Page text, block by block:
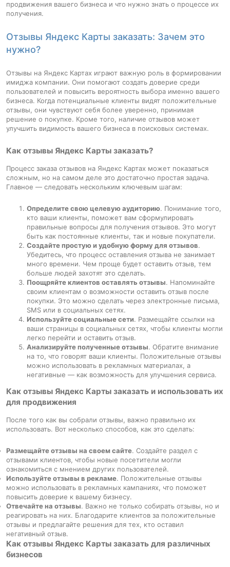
продвижения вашего бизнеса и что нужно знать о процессе их
получения.
Отзывы Яндекс Карты заказать: Зачем это
нужно?
Отзывы на Яндекс Картах играют важную роль в формировании
имиджа компании. Они помогают создать доверие среди
пользователей и повысить вероятность выбора именно вашего
бизнеса. Когда потенциальные клиенты видят положительные
отзывы, они чувствуют себя более уверенно, принимая
решение о покупке. Кроме того, наличие отзывов может
улучшить видимость вашего бизнеса в поисковых системах.
Как отзывы Яндекс Карты заказать?
Процесс заказа отзывов на Яндекс Картах может показаться
сложным, но на самом деле это достаточно простая задача.
Главное — следовать нескольким ключевым шагам:
Определите свою целевую аудиторию. Понимание того,
кто ваши клиенты, поможет вам сформулировать
правильные вопросы для получения отзывов. Это могут
быть как постоянные клиенты, так и новые покупатели.
Создайте простую и удобную форму для отзывов.
Убедитесь, что процесс оставления отзыва не занимает
много времени. Чем проще будет оставить отзыв, тем
больше людей захотят это сделать.
Поощряйте клиентов оставлять отзывы. Напоминайте
своим клиентам о возможности оставить отзыв после
покупки. Это можно сделать через электронные письма,
SMS или в социальных сетях.
Используйте социальные сети. Размещайте ссылки на
ваши страницы в социальных сетях, чтобы клиенты могли
легко перейти и оставить отзыв.
Анализируйте полученные отзывы. Обратите внимание
на то, что говорят ваши клиенты. Положительные отзывы
можно использовать в рекламных материалах, а
негативные — как возможность для улучшения сервиса.
Как отзывы Яндекс Карты заказать и использовать их
для продвижения
После того как вы собрали отзывы, важно правильно их
использовать. Вот несколько способов, как это сделать:
Размещайте отзывы на своем сайте. Создайте раздел с
отзывами клиентов, чтобы новые посетители могли
ознакомиться с мнением других пользователей.
Используйте отзывы в рекламе. Положительные отзывы
можно использовать в рекламных кампаниях, что поможет
повысить доверие к вашему бизнесу.
Отвечайте на отзывы. Важно не только собирать отзывы, но и
реагировать на них. Благодарите клиентов за положительные
отзывы и предлагайте решения для тех, кто оставил
негативный отзыв.
Как отзывы Яндекс Карты заказать для различных
бизнесов